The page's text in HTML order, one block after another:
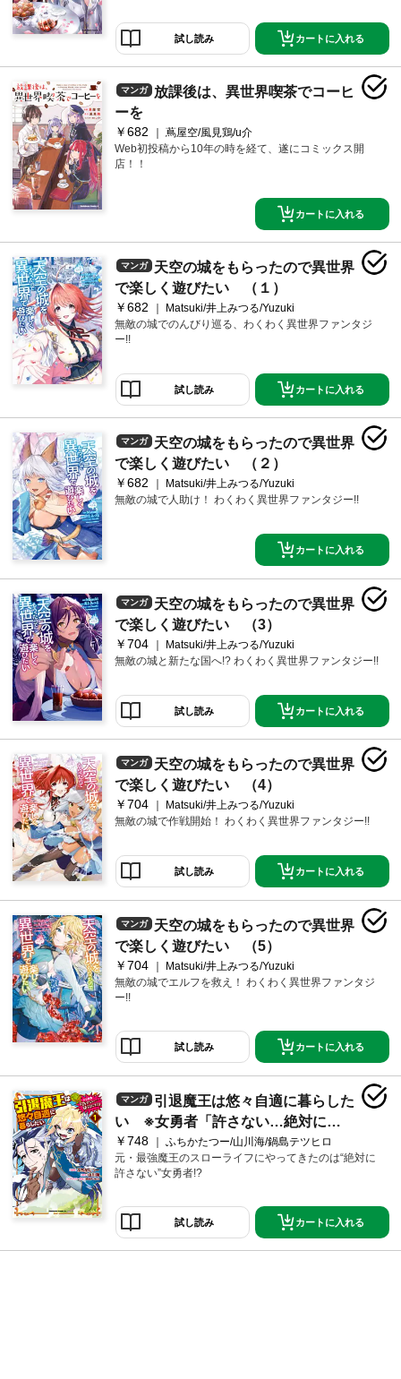
試し読み カートに入れる
マンガ
放課後は、異世界喫茶でコーヒ
ーを
￥682
蔦屋空/風見鶏/u介
Web初投稿から10年の時を経て、遂にコミックス開
店！！
カートに入れる
マンガ
天空の城をもらったので異世界
で楽しく遊びたい （１）
￥682
Matsuki/井上みつる/Yuzuki
無敵の城でのんびり巡る、わくわく異世界ファンタジ
ー!!
試し読み カートに入れる
マンガ
天空の城をもらったので異世界
で楽しく遊びたい （２）
￥682
Matsuki/井上みつる/Yuzuki
無敵の城で人助け！ わくわく異世界ファンタジー!!
カートに入れる
マンガ
天空の城をもらったので異世界
で楽しく遊びたい （3）
￥704
Matsuki/井上みつる/Yuzuki
無敵の城と新たな国へ!? わくわく異世界ファンタジー!!
試し読み カートに入れる
マンガ
天空の城をもらったので異世界
で楽しく遊びたい （4）
￥704
Matsuki/井上みつる/Yuzuki
無敵の城で作戦開始！ わくわく異世界ファンタジー!!
試し読み カートに入れる
マンガ
天空の城をもらったので異世界
で楽しく遊びたい （5）
￥704
Matsuki/井上みつる/Yuzuki
無敵の城でエルフを救え！ わくわく異世界ファンタジ
ー!!
試し読み カートに入れる
マンガ
引退魔王は悠々自適に暮らした
い ※女勇者「許さない…絶対に
だ！」（１）
￥748
ふちかたつー/山川海/鍋島テツヒロ
元・最強魔王のスローライフにやってきたのは“絶対に
許さない”女勇者!?
試し読み カートに入れる